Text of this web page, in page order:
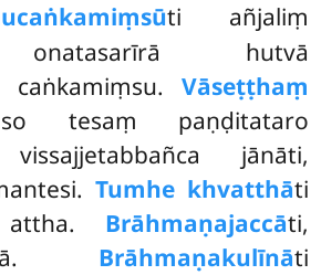
ti añjaliṃ
onatasarīrā hutvā
caṅkamiṃsu. Vāseṭṭhaṃ
tesaṃ paṇḍitataro
jānāti,
Tumhe khvatthāti
Brāhmaṇajaccāti,
Brāhmaṇakulīnāti